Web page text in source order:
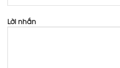
Lời nhắn